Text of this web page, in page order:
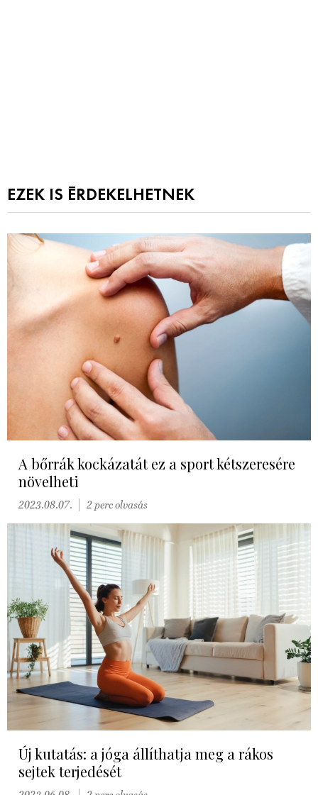
EZEK IS ÉRDEKELHETNEK
A bőrrák kockázatát ez a sport kétszeresére
növelheti
2023.08.07. 2 perc olvasás
Új kutatás: a jóga állíthatja meg a rákos
sejtek terjedését